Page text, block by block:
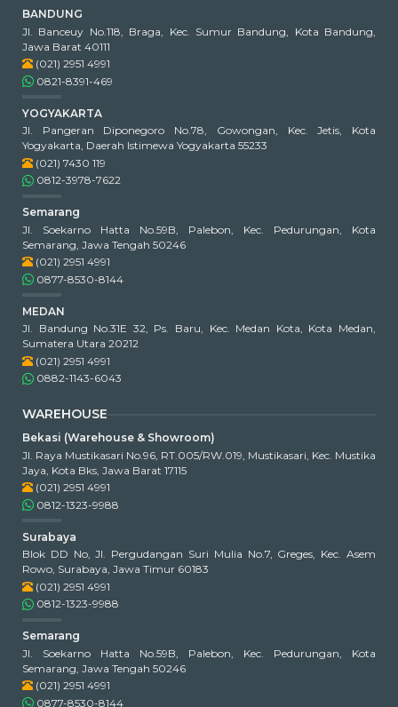
BANDUNG
Jl. Banceuy No.118, Braga, Kec. Sumur Bandung, Kota Bandung,
Jawa Barat 40111
(021) 2951 4991
0821-8391-469
YOGYAKARTA
Jl. Pangeran Diponegoro No.78, Gowongan, Kec. Jetis, Kota
Yogyakarta, Daerah Istimewa Yogyakarta 55233
(021) 7430 119
0812-3978-7622
Semarang
Jl. Soekarno Hatta No.59B, Palebon, Kec. Pedurungan, Kota
Semarang, Jawa Tengah 50246
(021) 2951 4991
0877-8530-8144
MEDAN
Jl. Bandung No.31E 32, Ps. Baru, Kec. Medan Kota, Kota Medan,
Sumatera Utara 20212
(021) 2951 4991
0882-1143-6043
WAREHOUSE
Bekasi (Warehouse & Showroom)
Jl. Raya Mustikasari No.96, RT.005/RW.019, Mustikasari, Kec. Mustika
Jaya, Kota Bks, Jawa Barat 17115
(021) 2951 4991
0812-1323-9988
Surabaya
Blok DD No, Jl. Pergudangan Suri Mulia No.7, Greges, Kec. Asem
Rowo, Surabaya, Jawa Timur 60183
(021) 2951 4991
0812-1323-9988
Semarang
Jl. Soekarno Hatta No.59B, Palebon, Kec. Pedurungan, Kota
Semarang, Jawa Tengah 50246
(021) 2951 4991
0877-8530-8144